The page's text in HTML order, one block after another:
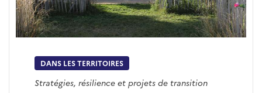
DANS LES TERRITOIRES
Stratégies, résilience et projets de transition